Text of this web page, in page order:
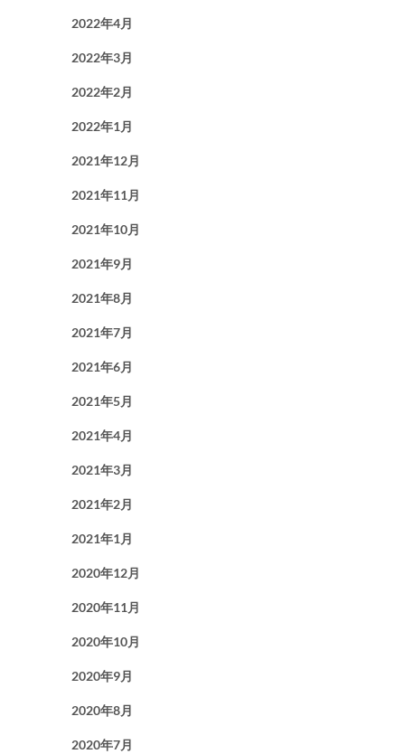
2022年4月
2022年3月
2022年2月
2022年1月
2021年12月
2021年11月
2021年10月
2021年9月
2021年8月
2021年7月
2021年6月
2021年5月
2021年4月
2021年3月
2021年2月
2021年1月
2020年12月
2020年11月
2020年10月
2020年9月
2020年8月
2020年7月